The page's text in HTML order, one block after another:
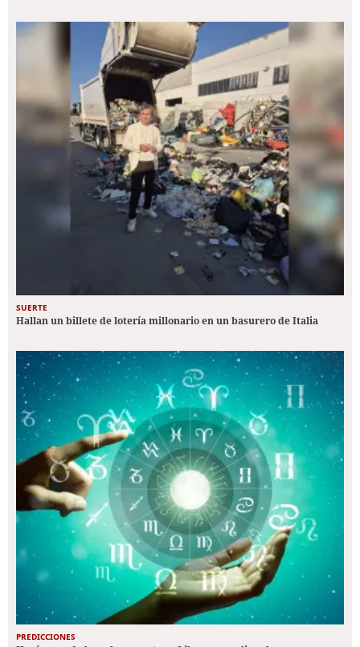
SUERTE
Hallan un billete de lotería millonario en un basurero de Italia
PREDICCIONES